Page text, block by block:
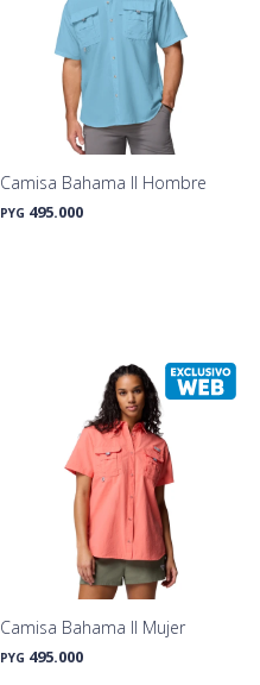
Camisa Bahama II Hombre
PYG 495.000
Camisa Bahama II Mujer
PYG 495.000